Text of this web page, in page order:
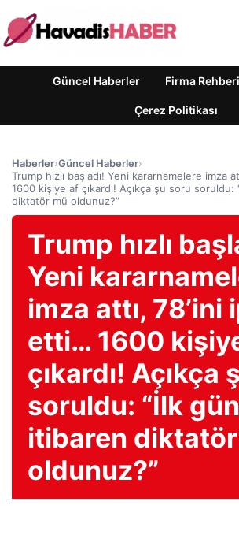
Güncel Haberler Firma Rehberi
Çerez Politikası
Haberler›Güncel Haberler›
Trump hızlı başladı! Yeni kararnamelere imza
1600 kişiye af çıkardı! Açıkça şu soru
diktatör mü oldunuz?”
Trump hızlı
Yeni
imza attı, 78’ini
etti… 1600
çıkardı! Açıkça
soruldu: “İlk
itibaren
oldunuz?”